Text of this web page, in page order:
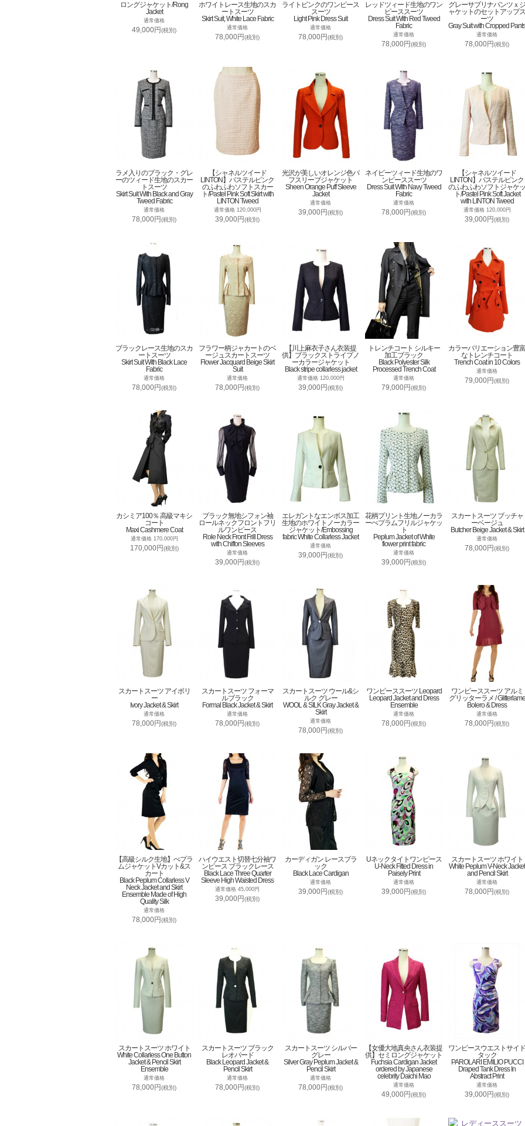
ロングジャケット/Rong
Jacket
通常価格
49,000円(税別)
ホワイトレース生地のスカ
ートスーツ
Skirt Suit, White Lace Fabric
通常価格
78,000円(税別)
ライトピンクのワンピース
スーツ
Light Pink Dress Suit
通常価格
78,000円(税別)
レッドツィード生地のワン
ピーススーツ
Dress Suit With Red Tweed
Fabric
通常価格
78,000円(税別)
グレーサブリナパンツｘジ
ャケットのセットアップス
ーツ
Gray Suit with Cropped Pants
通常価格
78,000円(税別)
ラメ入りのブラック・グレ
ーのツィード生地のスカー
トスーツ
Skirt Suit With Black and Gray
Tweed Fabric
通常価格
78,000円(税別)
【シャネルツイード
LINTON】パステルピンク
のふわふわソフトスカー
ト/Pastel Pink Soft Skirt with
LINTON Tweed
通常価格 120,000円
39,000円(税別)
光沢が美しいオレンジ色パ
フスリーブジャケット
Sheen Orange Puff Sleeve
Jacket
通常価格
39,000円(税別)
ネイビーツィード生地のワ
ンピーススーツ
Dress Suit With Navy Tweed
Fabric
通常価格
78,000円(税別)
【シャネルツイード
LINTON】パステルピンク
のふわふわソフトジャケッ
ト/Pastel Pink Soft Jacket
with LINTON Tweed
通常価格 120,000円
39,000円(税別)
ブラックレース生地のスカ
ートスーツ
Skirt Suit With Black Lace
Fabric
通常価格
78,000円(税別)
フラワー柄ジャカートのベ
ージュスカートスーツ
Flower Jacquard Beige Skirt
Suit
通常価格
78,000円(税別)
【川上麻衣子さん衣装提
供】ブラックストライプノ
ーカラージャケット
Black stripe collarless jacket
通常価格 120,000円
39,000円(税別)
トレンチコート シルキー
加工ブラック
Black Polyester Silk
Processed Trench Coat
通常価格
79,000円(税別)
カラーバリエーション豊富
なトレンチコート
Trench Coat in 10 Colors
通常価格
79,000円(税別)
カシミア100％ 高級マキシ
コート
Maxi Cashmere Coat
通常価格 170,000円
170,000円(税別)
ブラック無地シフォン袖
ロールネックフロントフリ
ルワンピース
Role Neck Front Frill Dress
with Chiffon Sleeves
通常価格
39,000円(税別)
エレガントなエンボス加工
生地のホワイトノーカラー
ジャケット/Embossing
fabric White Collarless Jacket
通常価格
39,000円(税別)
花柄プリント生地ノーカラ
ーぺプラムフリルジャケッ
ト
Peplum Jacket of White
flower print fabric
通常価格
39,000円(税別)
スカートスーツ ブッチャ
ーベージュ
Butcher Beige Jacket & Skirt
通常価格
78,000円(税別)
スカートスーツ アイボリ
ー
Ivory Jacket & Skirt
通常価格
78,000円(税別)
スカートスーツ フォーマ
ルブラック
Formal Black Jacket & Skirt
通常価格
78,000円(税別)
スカートスーツ ウール&シ
ルク グレー
WOOL & SILK Gray Jacket &
Skirt
通常価格
78,000円(税別)
ワンピーススーツ Leopard
Leopard Jacket and Dress
Ensemble
通常価格
78,000円(税別)
ワンピーススーツ アルミ
グリッターラメ / Glitterlame
Bolero & Dress
通常価格
78,000円(税別)
【高級シルク生地】ぺプラ
ムジャケットVカット&ス
カート
Black Peplum Collarless V
Neck Jacket and Skirt
Ensemble Made of High
Quality Silk
通常価格
78,000円(税別)
ハイウエスト切替七分袖ワ
ンピース ブラックレース
Black Lace Three Quarter
Sleeve High Waisted Dress
通常価格 45,000円
39,000円(税別)
カーディガン レースブラ
ック
Black Lace Cardigan
通常価格
39,000円(税別)
Uネックタイトワンピース
U-Neck Fitted Dress in
Paisely Print
通常価格
39,000円(税別)
スカートスーツ ホワイト
White Peplum V-Neck Jacket
and Pencil Skirt
通常価格
78,000円(税別)
スカートスーツ ホワイト
White Collarless One Button
Jacket & Pencil Skirt
Ensemble
通常価格
78,000円(税別)
スカートスーツ ブラック
レオパード
Black Leopard Jacket &
Pencil Skirt
通常価格
78,000円(税別)
スカートスーツ シルバー
グレー
Silver Gray Peplum Jacket &
Pencil Skirt
通常価格
78,000円(税別)
【女優大地真央さん衣装提
供】セミロングジャケット
Fuchsia Cardigan Jacket
ordered by Japanese
celebrity Daichi Mao
通常価格
49,000円(税別)
ワンピースウエストサイド
タック
PAROLARI EMILIO PUCCI
Draped Tank Dress In
Abstract Print
通常価格
39,000円(税別)